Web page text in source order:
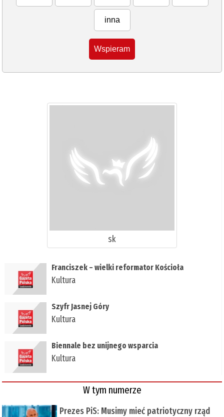
inna
Wspieram
sk
Franciszek – wielki reformator Kościoła
Kultura
Szyfr Jasnej Góry
Kultura
Biennale bez unijnego wsparcia
Kultura
W tym numerze
Prezes PiS: Musimy mieć patriotyczny rząd